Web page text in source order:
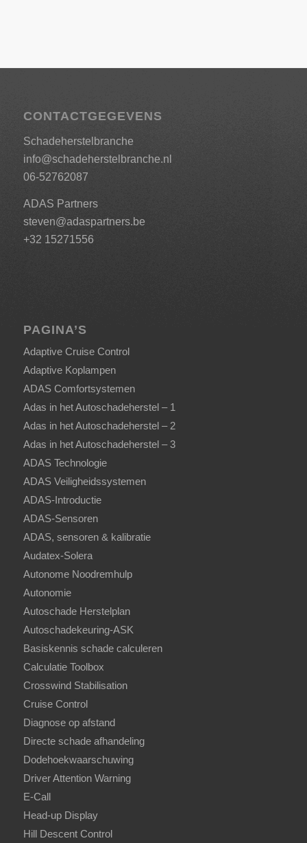
CONTACTGEGEVENS
Schadeherstelbranche
info@schadeherstelbranche.nl
06-52762087
ADAS Partners
steven@adaspartners.be
+32 15271556
PAGINA’S
Adaptive Cruise Control
Adaptive Koplampen
ADAS Comfortsystemen
Adas in het Autoschadeherstel – 1
Adas in het Autoschadeherstel – 2
Adas in het Autoschadeherstel – 3
ADAS Technologie
ADAS Veiligheidssystemen
ADAS-Introductie
ADAS-Sensoren
ADAS, sensoren & kalibratie
Audatex-Solera
Autonome Noodremhulp
Autonomie
Autoschade Herstelplan
Autoschadekeuring-ASK
Basiskennis schade calculeren
Calculatie Toolbox
Crosswind Stabilisation
Cruise Control
Diagnose op afstand
Directe schade afhandeling
Dodehoekwaarschuwing
Driver Attention Warning
E-Call
Head-up Display
Hill Descent Control